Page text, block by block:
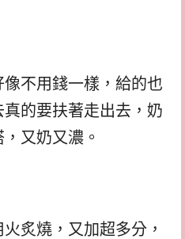
不用錢一樣，給的也
的要扶著走出去，奶
又奶又濃。
炙燒，又加超多分，